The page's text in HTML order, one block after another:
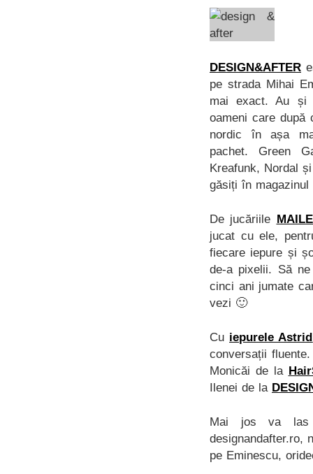
DESIGN&AFTER
pe strada Mihai
mai exact. Au și
oameni care
nordic în așa
pachet. Green
Kreafunk, Nordal
găsiți în
De jucăriile
jucat cu ele,
fiecare iepure și
de-a pixelii. Să
cinci ani jumate
vezi 🙂
Cu iepurele Astrid
conversații
Monicăi de la
Ilenei de la
Mai jos va las
designandafter.ro,
pe Eminescu,